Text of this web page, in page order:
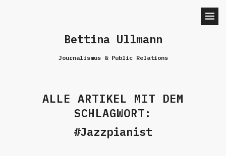
Bettina Ullmann
Journalismus & Public Relations
ALLE ARTIKEL MIT DEM
SCHLAGWORT:
Jazzpianist